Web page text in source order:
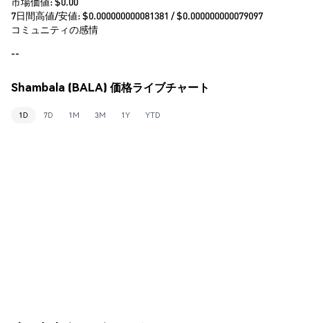
7日間高値/安値: $0.000000000081381 / $0.000000000079097
コミュニティの感情
--
Shambala (BALA) 価格ライブチャート
1D 7D 1M 3M 1Y YTD